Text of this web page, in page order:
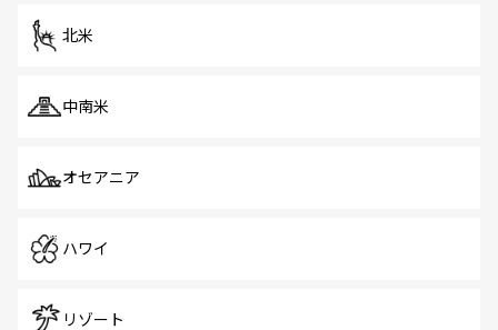
北米
中南米
オセアニア
ハワイ
リゾート